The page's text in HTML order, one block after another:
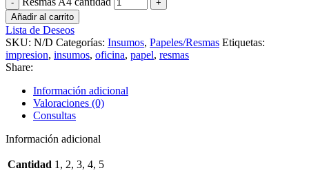
Añadir al carrito
Lista de Deseos
SKU: N/D Categorías: Insumos, Papeles/Resmas Etiquetas:
impresion, insumos, oficina, papel, resmas
Share:
Información adicional
Valoraciones (0)
Consultas
Información adicional
Cantidad 1, 2, 3, 4, 5